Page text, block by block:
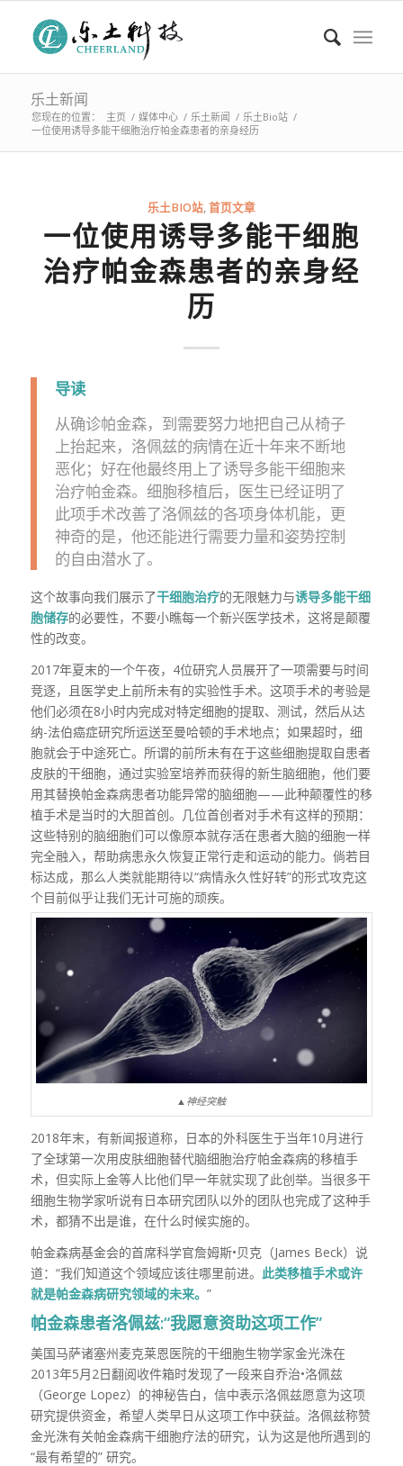
乐土新闻
您现在的位置： 主页 / 媒体中心 / 乐土新闻 / 乐土Bio站 /
一位使用诱导多能干细胞治疗帕金森患者的亲身经历
乐土BIO站,首页文章
一位使用诱导多能干细胞
治疗帕金森患者的亲身经
历
导读
从确诊帕金森，到需要努力地把自己从椅子
上抬起来，洛佩兹的病情在近十年来不断地
恶化；好在他最终用上了诱导多能干细胞来
治疗帕金森。细胞移植后，医生已经证明了
此项手术改善了洛佩兹的各项身体机能，更
神奇的是，他还能进行需要力量和姿势控制
的自由潜水了。
这个故事向我们展示了干细胞治疗的无限魅力与诱导多能干细
胞储存的必要性，不要小瞧每一个新兴医学技术，这将是颠覆
性的改变。
2017年夏末的一个午夜，4位研究人员展开了一项需要与时间
竞逐，且医学史上前所未有的实验性手术。这项手术的考验是
他们必须在8小时内完成对特定细胞的提取、测试，然后从达
纳-法伯癌症研究所运送至曼哈顿的手术地点；如果超时，细
胞就会于中途死亡。所谓的前所未有在于这些细胞提取自患者
皮肤的干细胞，通过实验室培养而获得的新生脑细胞，他们要
用其替换帕金森病患者功能异常的脑细胞——此种颠覆性的移
植手术是当时的大胆首创。几位首创者对手术有这样的预期：
这些特别的脑细胞们可以像原本就存活在患者大脑的细胞一样
完全融入，帮助病患永久恢复正常行走和运动的能力。倘若目
标达成，那么人类就能期待以“病情永久性好转”的形式攻克这
个目前似乎让我们无计可施的顽疾。
▲神经突触
2018年末，有新闻报道称，日本的外科医生于当年10月进行
了全球第一次用皮肤细胞替代脑细胞治疗帕金森病的移植手
术，但实际上金等人比他们早一年就实现了此创举。当很多干
细胞生物学家听说有日本研究团队以外的团队也完成了这种手
术，都猜不出是谁，在什么时候实施的。
帕金森病基金会的首席科学官詹姆斯•贝克（James Beck）说
道：“我们知道这个领域应该往哪里前进。 此类移植手术或许
就是帕金森病研究领域的未来。 ”
帕金森患者洛佩兹:“我愿意资助这项工作”
美国马萨诸塞州麦克莱恩医院的干细胞生物学家金光洙在
2013年5月2日翻阅收件箱时发现了一段来自乔治•洛佩兹
（George Lopez）的神秘告白，信中表示洛佩兹愿意为这项
研究提供资金，希望人类早日从这项工作中获益。洛佩兹称赞
金光洙有关帕金森病干细胞疗法的研究，认为这是他所遇到的
“最有希望的” 研究。